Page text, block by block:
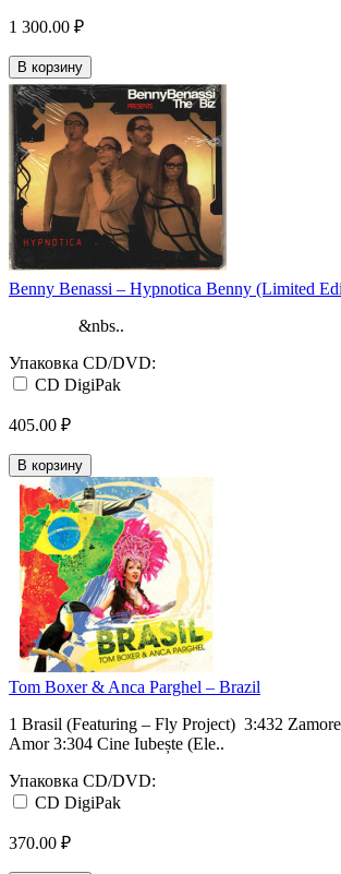
1 300.00 ₽
В корзину
Benny Benassi ‎– Hypnotica Benny (Limited
&nbs..
Упаковка CD/DVD:
CD DigiPak
405.00 ₽
В корзину
Tom Boxer & Anca Parghel ‎– Brazil
1 Brasil (Featuring – Fly Project) 3:432
Amor 3:304 Cine Iubește (Ele..
Упаковка CD/DVD:
CD DigiPak
370.00 ₽